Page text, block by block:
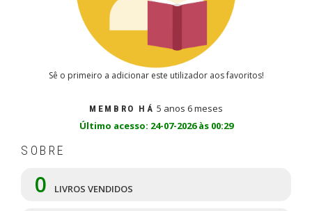
Sê o primeiro a adicionar este utilizador aos favoritos!
MEMBRO HÁ 5 anos 6 meses
Último acesso: 24-07-2026 às 00:29
SOBRE
0 LIVROS VENDIDOS